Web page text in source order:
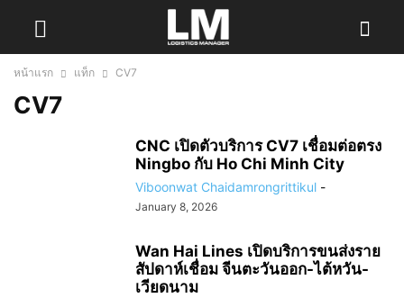
หน้าแรก แท็ก CV7
CV7
CNC เปิดตัวบริการ CV7 เชื่อมต่อตรง
Ningbo กับ Ho Chi Minh City
Viboonwat Chaidamrongrittikul -
January 8, 2026
Wan Hai Lines เปิดบริการขนส่งราย
สัปดาห์เชื่อม จีนตะวันออก-ไต้หวัน-
เวียดนาม